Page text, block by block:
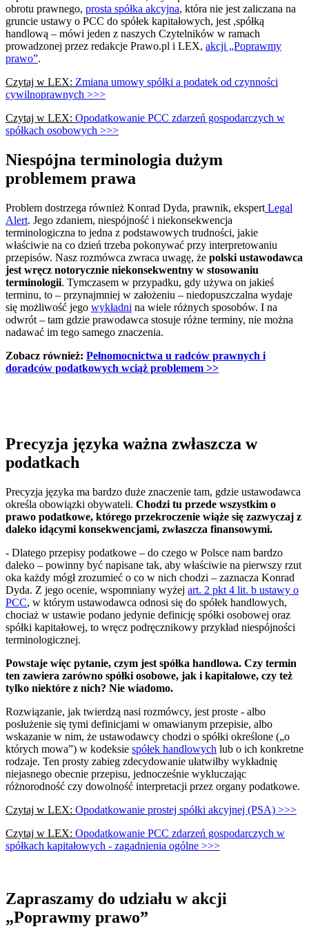
obrotu prawnego, prosta spółka akcyjna, która nie jest zaliczana na
gruncie ustawy o PCC do spółek kapitałowych, jest ,spółką
handlową – mówi jeden z naszych Czytelników w ramach
prowadzonej przez redakcje Prawo.pl i LEX, akcji „Poprawmy
prawo”.
Czytaj w LEX: Zmiana umowy spółki a podatek od czynności
cywilnoprawnych >>>
Czytaj w LEX: Opodatkowanie PCC zdarzeń gospodarczych w
spółkach osobowych >>>
Niespójna terminologia dużym
problemem prawa
Problem dostrzega również Konrad Dyda, prawnik, ekspert Legal
Alert. Jego zdaniem, niespójność i niekonsekwencja
terminologiczna to jedna z podstawowych trudności, jakie
właściwie na co dzień trzeba pokonywać przy interpretowaniu
przepisów. Nasz rozmówca zwraca uwagę, że polski ustawodawca
jest wręcz notorycznie niekonsekwentny w stosowaniu
terminologii. Tymczasem w przypadku, gdy używa on jakieś
terminu, to – przynajmniej w założeniu – niedopuszczalna wydaje
się możliwość jego wykładni na wiele różnych sposobów. I na
odwrót – tam gdzie prawodawca stosuje różne terminy, nie można
nadawać im tego samego znaczenia.
Zobacz również: Pełnomocnictwa u radców prawnych i
doradców podatkowych wciąż problemem >>
Precyzja języka ważna zwłaszcza w
podatkach
Precyzja języka ma bardzo duże znaczenie tam, gdzie ustawodawca
określa obowiązki obywateli. Chodzi tu przede wszystkim o
prawo podatkowe, którego przekroczenie wiąże się zazwyczaj z
daleko idącymi konsekwencjami, zwłaszcza finansowymi.
- Dlatego przepisy podatkowe – do czego w Polsce nam bardzo
daleko – powinny być napisane tak, aby właściwie na pierwszy rzut
oka każdy mógł zrozumieć o co w nich chodzi – zaznacza Konrad
Dyda. Z jego ocenie, wspomniany wyżej art. 2 pkt 4 lit. b ustawy o
PCC, w którym ustawodawca odnosi się do spółek handlowych,
chociaż w ustawie podano jedynie definicję spółki osobowej oraz
spółki kapitałowej, to wręcz podręcznikowy przykład niespójności
terminologicznej.
Powstaje więc pytanie, czym jest spółka handlowa. Czy termin
ten zawiera zarówno spółki osobowe, jak i kapitałowe, czy też
tylko niektóre z nich? Nie wiadomo.
Rozwiązanie, jak twierdzą nasi rozmówcy, jest proste - albo
posłużenie się tymi definicjami w omawianym przepisie, albo
wskazanie w nim, że ustawodawcy chodzi o spółki określone („o
których mowa”) w kodeksie spółek handlowych lub o ich konkretne
rodzaje. Ten prosty zabieg zdecydowanie ułatwiłby wykładnię
niejasnego obecnie przepisu, jednocześnie wykluczając
różnorodność czy dowolność interpretacji przez organy podatkowe.
Czytaj w LEX: Opodatkowanie prostej spółki akcyjnej (PSA) >>>
Czytaj w LEX: Opodatkowanie PCC zdarzeń gospodarczych w
spółkach kapitałowych - zagadnienia ogólne >>>
Zapraszamy do udziału w akcji
„Poprawmy prawo”